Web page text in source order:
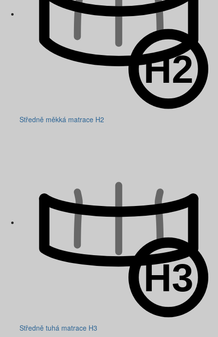
Středně měkká matrace H2
Středně tuhá matrace H3